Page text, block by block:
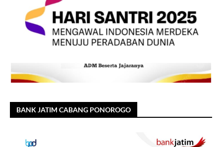
BANK JATIM CABANG PONOROGO